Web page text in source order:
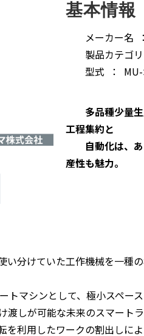
基本情報
メーカー名
製品カテゴリ
型式 ： MU-
多品種少量生
工程集約と
自動化は、あ
産性も魅力。
分けていた工作機械を一種
トマシンとして、極小スペー
渡しが可能な未来のスマート
を利用したワークの割出しに